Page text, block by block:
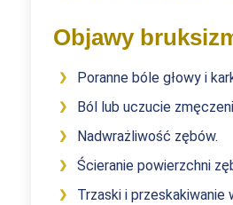
Objawy
Poranne bóle głowy i
Ból lub uczucie
Nadwrażliwość zębów.
Ścieranie powierzchni
Trzaski i